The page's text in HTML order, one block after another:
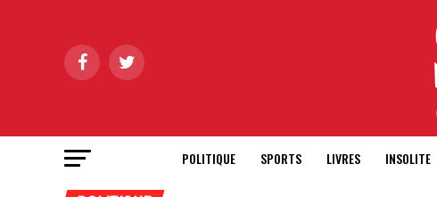
POLITIQUE SPORTS LIVRES INSOLITE